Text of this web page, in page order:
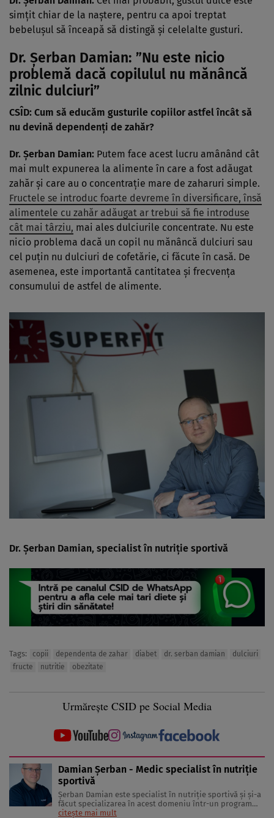
simțit chiar de la naștere, pentru ca apoi treptat
bebelușul să înceapă să distingă și celelalte gusturi.
Dr. Șerban Damian: ”Nu este nicio
problemă dacă copilulul nu mănâncă
zilnic dulciuri”
CSÎD: Cum să educăm gusturile copiilor astfel încât să
nu devină dependenți de zahăr?
Dr. Șerban Damian: Putem face acest lucru amânând cât
mai mult expunerea la alimente în care a fost adăugat
zahăr și care au o concentrație mare de zaharuri simple.
Fructele se introduc foarte devreme în diversificare, însă
alimentele cu zahăr adăugat ar trebui să fie introduse
cât mai târziu, mai ales dulciurile concentrate. Nu este
nicio problema dacă un copil nu mănâncă dulciuri sau
cel puțin nu dulciuri de cofetărie, ci făcute în casă. De
asemenea, este importantă cantitatea și frecvența
consumului de astfel de alimente.
Dr. Șerban Damian, specialist în nutriție sportivă
Tags: copii dependenta de zahar diabet dr. serban damian
dulciuri
fructe
nutritie obezitate
Urmărește CSID pe Social Media
Damian Șerban - Medic specialist în nutriţie
sportivă
Şerban Damian este specialist în nutriţie sportivă și și-a
făcut specializarea în acest domeniu într-un program
internaţional organizat de către Comitetul Olimpic
citește mai mult